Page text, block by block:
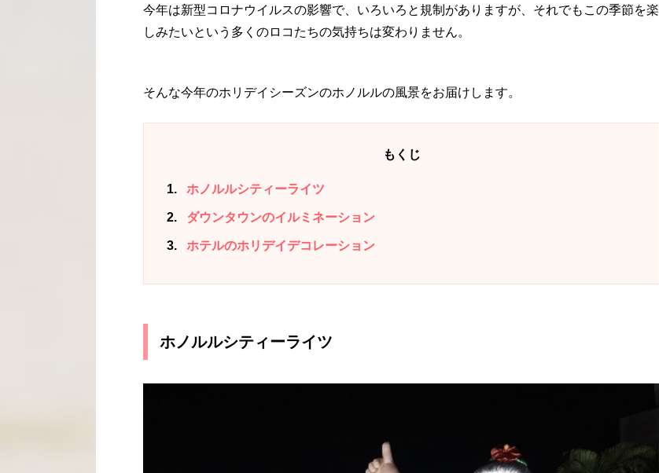
今年は新型コロナウイルスの影響で、いろいろと規制がありますが、それでもこの季節を楽
しみたいという多くのロコたちの気持ちは変わりません。
そんな今年のホリデイシーズンのホノルルの風景をお届けします。
もくじ
1 ホノルルシティーライツ
2 ダウンタウンのイルミネーション
3 ホテルのホリデイデコレーション
ホノルルシティーライツ